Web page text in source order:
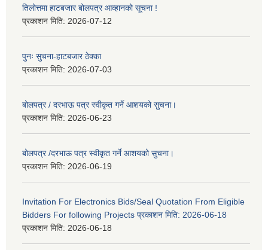
तिलोत्तमा हाटबजार बोलपत्र आव्हानको सूचना !
प्रकाशन मिति: 2026-07-12
पुनः सुचना-हाटबजार ठेक्का
प्रकाशन मिति: 2026-07-03
बोलपत्र / दरभाऊ पत्र स्वीकृत गर्ने आशयको सुचना।
प्रकाशन मिति: 2026-06-23
बोलपत्र /दरभाऊ पत्र स्वीकृत गर्ने आशयको सुचना।
प्रकाशन मिति: 2026-06-19
Invitation For Electronics Bids/Seal Quotation From Eligible
Bidders For following Projects प्रकाशन मिति: 2026-06-18
प्रकाशन मिति: 2026-06-18